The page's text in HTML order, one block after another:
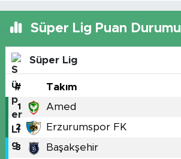
Süper Lig Puan Durumu
Süper Lig
# Takım
1 Amed
2 Erzurumspor FK
3 Başakşehir